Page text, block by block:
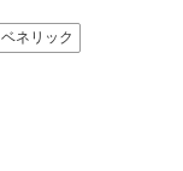
ベネリック